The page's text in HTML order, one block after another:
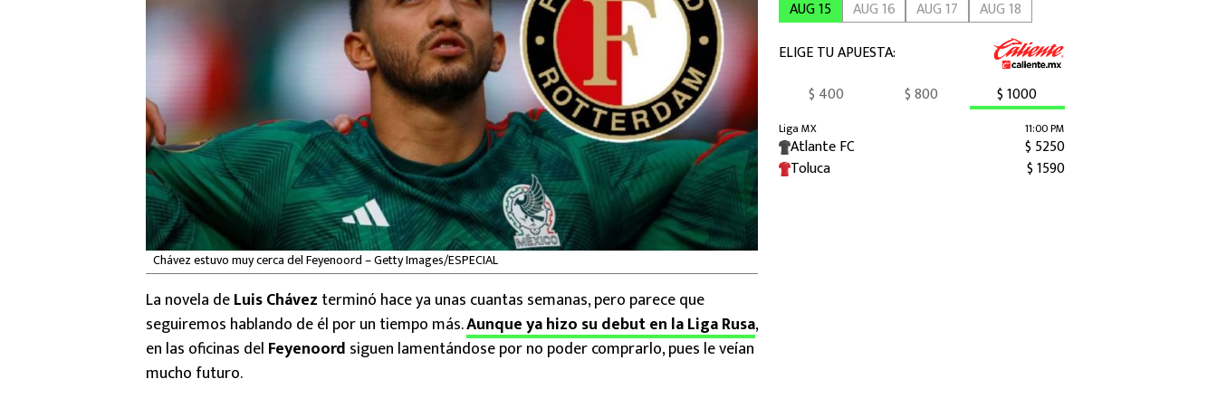
Chávez estuvo muy cerca del Feyenoord – Getty Images/ESPECIAL
La novela deLuis Chávez terminó hace ya unas cuantas semanas, pero parece que
seguiremos hablando de él por un tiempo más.Aunque ya hizo su debut en la Liga Rusa,
en las oficinas del Feyenoord siguen lamentándose por no poder comprarlo, pues le veían
mucho futuro.